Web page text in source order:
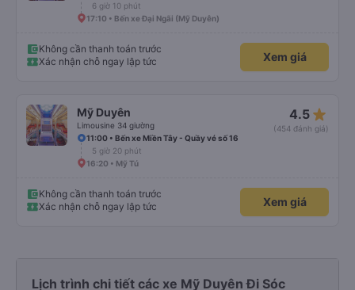
6 giờ 10 phút
17:10 • Bến xe Đại Ngãi (Mỹ Duyên)
Không cần thanh toán trước
Xác nhận chỗ ngay lập tức
Xem giá
Mỹ Duyên
Limousine 34 giường
4.5 star_rate
(454 đánh giá)
11:00 • Bến xe Miền Tây - Quầy vé số 16
5 giờ 20 phút
16:20 • Mỹ Tú
Không cần thanh toán trước
Xác nhận chỗ ngay lập tức
Xem giá
Lịch trình chi tiết các xe Mỹ Duyên Đi Sóc